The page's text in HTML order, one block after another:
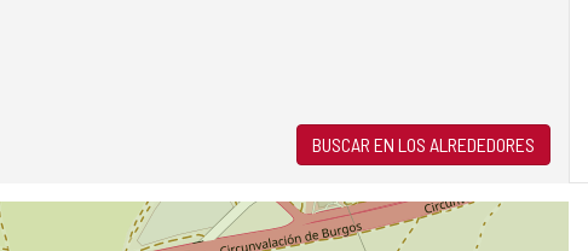
BUSCAR EN LOS ALREDEDORES